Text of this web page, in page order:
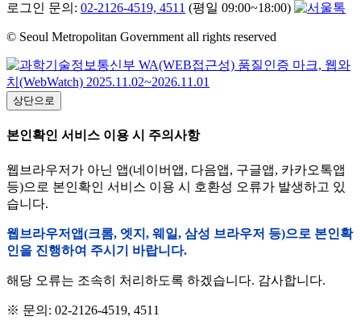
로그인 문의: 02-2126-4519, 4511 (평일 09:00~18:00)
© Seoul Metropolitan Government all rights reserved
상단으로
본인확인 서비스 이용 시 주의사항
웹브라우저가 아닌 앱(네이버앱, 다음앱, 구글앱, 카카오톡앱
등)으로 본인확인 서비스 이용 시 호환성 오류가 발생하고 있
습니다.
웹브라우저앱(크롬, 엣지, 웨일, 삼성 브라우저 등)으로 본인확
인을 진행하여 주시기 바랍니다.
해당 오류는 조속히 처리하도록 하겠습니다. 감사합니다.
※ 문의: 02-2126-4519, 4511